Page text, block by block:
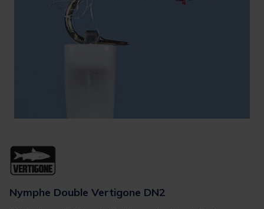
Nymphe Double Vertigone DN2